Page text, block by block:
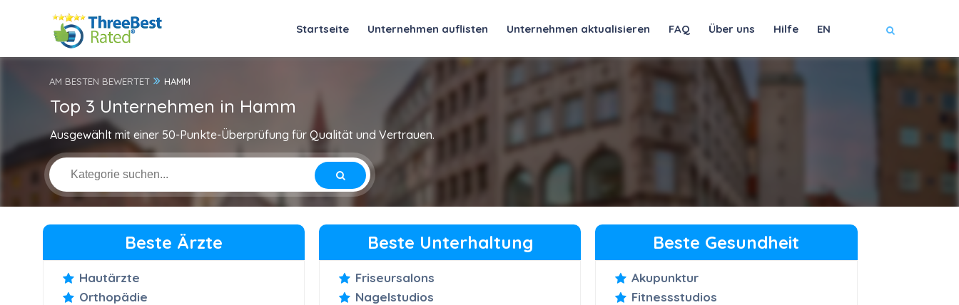
Startseite Unternehmen auflisten Unternehmen aktualisieren FAQ Über uns Hilfe EN
AM BESTEN BEWERTET HAMM
Top 3 Unternehmen in Hamm
Ausgewählt mit einer 50-Punkte-Überprüfung für Qualität und Vertrauen.
Beste Ärzte
Hautärzte
Orthopädie
Beste Unterhaltung
Friseursalons
Nagelstudios
Beste Gesundheit
Akupunktur
Fitnessstudios